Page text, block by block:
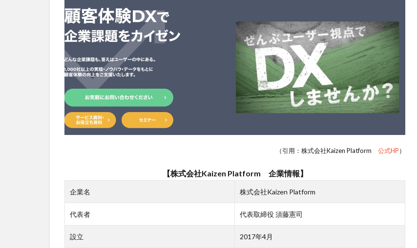
多方
面か
らト
ルサ
ポー
ト
発行書
籍であ
る「＃
DX白書
2
株
式会社
Kaizen
Platform
の待遇
（引用：株式会社Kaizen Platform 公式HP）
【株式会社Kaizen Platform 企業情報】
企業名 株式会社Kaizen Platform
代表者 代表取締役 須藤憲司
設立 2017年4月